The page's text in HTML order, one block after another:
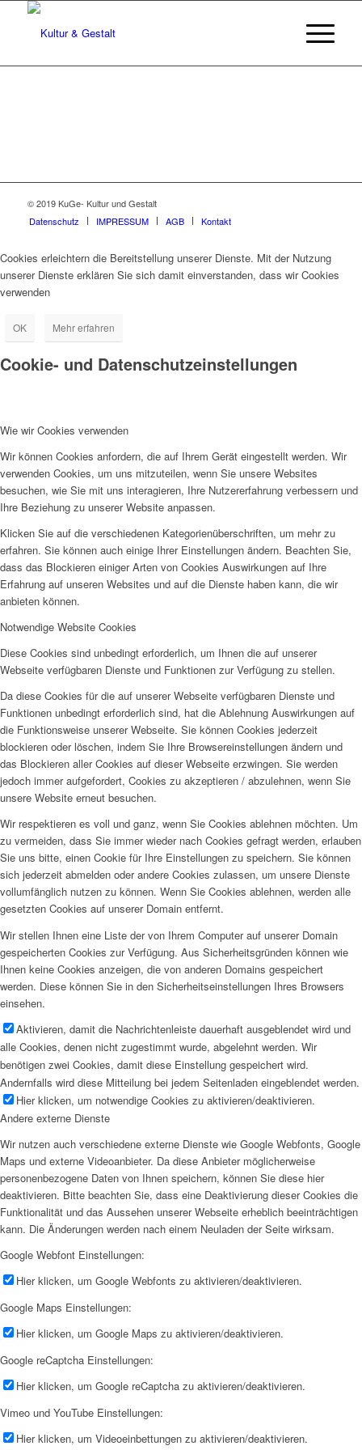
© 2019 KuGe- Kultur und Gestalt
Datenschutz
IMPRESSUM AGB Kontakt
Cookies erleichtern die Bereitstellung unserer Dienste. Mit der Nutzung
unserer Dienste erklären Sie sich damit einverstanden, dass wir Cookies
verwenden
OK Mehr erfahren
Cookie- und Datenschutzeinstellungen
Wie wir Cookies verwenden
Wir können Cookies anfordern, die auf Ihrem Gerät eingestellt werden. Wir
verwenden Cookies, um uns mitzuteilen, wenn Sie unsere Websites
besuchen, wie Sie mit uns interagieren, Ihre Nutzererfahrung verbessern und
Ihre Beziehung zu unserer Website anpassen.
Klicken Sie auf die verschiedenen Kategorienüberschriften, um mehr zu
erfahren. Sie können auch einige Ihrer Einstellungen ändern. Beachten Sie,
dass das Blockieren einiger Arten von Cookies Auswirkungen auf Ihre
Erfahrung auf unseren Websites und auf die Dienste haben kann, die wir
anbieten können.
Notwendige Website Cookies
Diese Cookies sind unbedingt erforderlich, um Ihnen die auf unserer
Webseite verfügbaren Dienste und Funktionen zur Verfügung zu stellen.
Da diese Cookies für die auf unserer Webseite verfügbaren Dienste und
Funktionen unbedingt erforderlich sind, hat die Ablehnung Auswirkungen auf
die Funktionsweise unserer Webseite. Sie können Cookies jederzeit
blockieren oder löschen, indem Sie Ihre Browsereinstellungen ändern und
das Blockieren aller Cookies auf dieser Webseite erzwingen. Sie werden
jedoch immer aufgefordert, Cookies zu akzeptieren / abzulehnen, wenn Sie
unsere Website erneut besuchen.
Wir respektieren es voll und ganz, wenn Sie Cookies ablehnen möchten. Um
zu vermeiden, dass Sie immer wieder nach Cookies gefragt werden, erlauben
Sie uns bitte, einen Cookie für Ihre Einstellungen zu speichern. Sie können
sich jederzeit abmelden oder andere Cookies zulassen, um unsere Dienste
vollumfänglich nutzen zu können. Wenn Sie Cookies ablehnen, werden alle
gesetzten Cookies auf unserer Domain entfernt.
Wir stellen Ihnen eine Liste der von Ihrem Computer auf unserer Domain
gespeicherten Cookies zur Verfügung. Aus Sicherheitsgründen können wie
Ihnen keine Cookies anzeigen, die von anderen Domains gespeichert
werden. Diese können Sie in den Sicherheitseinstellungen Ihres Browsers
einsehen.
Aktivieren, damit die Nachrichtenleiste dauerhaft ausgeblendet wird und
alle Cookies, denen nicht zugestimmt wurde, abgelehnt werden. Wir
benötigen zwei Cookies, damit diese Einstellung gespeichert wird.
Andernfalls wird diese Mitteilung bei jedem Seitenladen eingeblendet werden.
Hier klicken, um notwendige Cookies zu aktivieren/deaktivieren.
Andere externe Dienste
Wir nutzen auch verschiedene externe Dienste wie Google Webfonts, Google
Maps und externe Videoanbieter. Da diese Anbieter möglicherweise
personenbezogene Daten von Ihnen speichern, können Sie diese hier
deaktivieren. Bitte beachten Sie, dass eine Deaktivierung dieser Cookies die
Funktionalität und das Aussehen unserer Webseite erheblich beeinträchtigen
kann. Die Änderungen werden nach einem Neuladen der Seite wirksam.
Google Webfont Einstellungen:
Hier klicken, um Google Webfonts zu aktivieren/deaktivieren.
Google Maps Einstellungen:
Hier klicken, um Google Maps zu aktivieren/deaktivieren.
Google reCaptcha Einstellungen:
Hier klicken, um Google reCaptcha zu aktivieren/deaktivieren.
Vimeo und YouTube Einstellungen:
Hier klicken, um Videoeinbettungen zu aktivieren/deaktivieren.